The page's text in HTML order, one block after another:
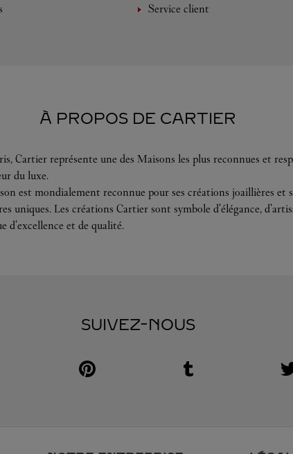
Service client
À PROPOS DE CARTIER
Cartier représente une des Maisons les plus reconnues et
du luxe.
est mondialement reconnue pour ses créations joaillières et
uniques. Les créations Cartier sont symbole d'élégance,
d'excellence et de qualité.
SUIVEZ-NOUS
us on Instagram
Opens in New Tab Visit us on Pinterest
Link Opens in New Tab Visit us on Tumblr
Link Opens in New Tab